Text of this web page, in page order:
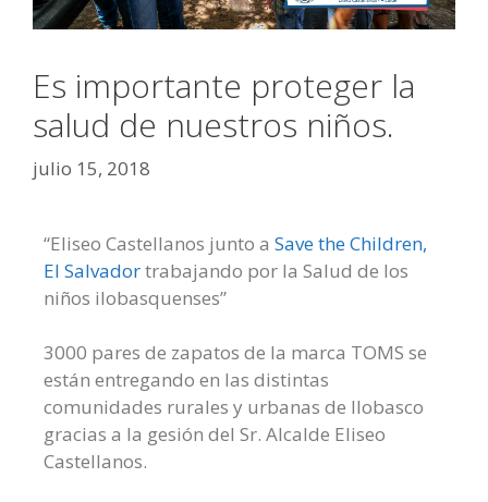
Es importante proteger la
salud de nuestros niños.
julio 15, 2018
“Eliseo Castellanos junto a Save the Children,
El Salvadortrabajando por la Salud de los
niños ilobasquenses”
3000 pares de zapatos de la marca TOMS se
están entregando en las distintas
comunidades rurales y urbanas de Ilobasco
gracias a la gesión del Sr. Alcalde Eliseo
Castellanos.